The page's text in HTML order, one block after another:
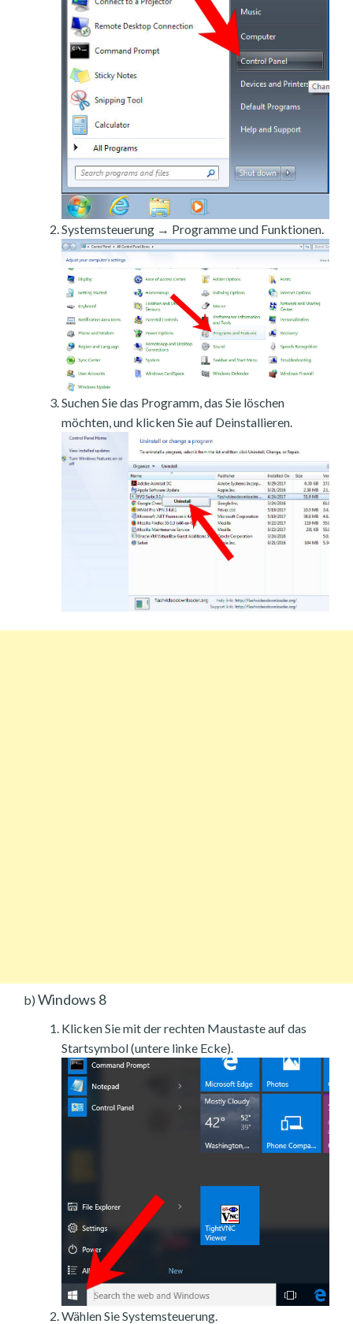
Systemsteuerung → Programme und Funktionen.
Suchen Sie das Programm, das Sie löschen
möchten, und klicken Sie auf Deinstallieren.
b) Windows 8
Klicken Sie mit der rechten Maustaste auf das
Startsymbol (untere linke Ecke).
Wählen Sie Systemsteuerung.